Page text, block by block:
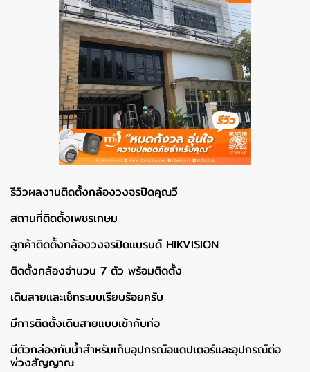
รีวิวผลงานติดตั้งกล้องวงจรปิดคุณวี
สถานที่ติดตั้งเพชรเกษม
ลูกค้าติดตั้งกล้องวงจรปิดแบรนด์ HIKVISION
ติดตั้งกล้องจำนวน 7 ตัว พร้อมติดตั้ง
เดินสายและเซ็ทระบบเรียบร้อยครับ
มีการติดตั้งเดินสายแบบเข้ากับท่อ
มีตัวกล่องกันน้ำสำหรับเก็บอุปกรณ์อแดปเตอร์และอุปกรณ์ต่อ
พ่วงสัญญาณ